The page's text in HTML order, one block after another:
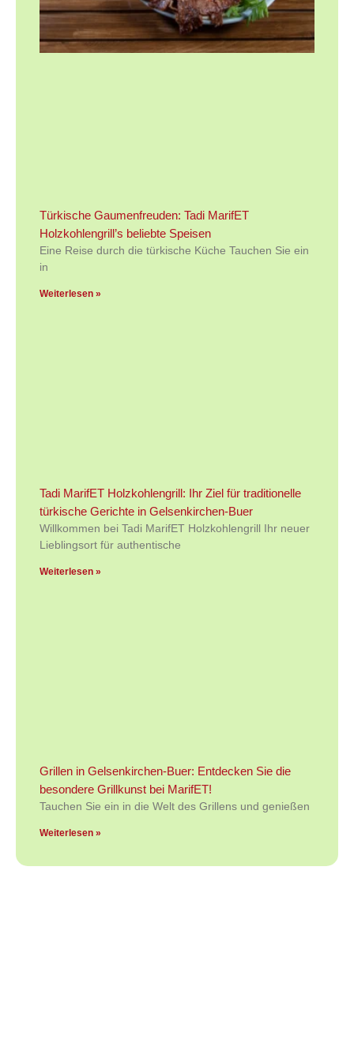
Türkische Gaumenfreuden: Tadi MarifET
Holzkohlengrill’s beliebte Speisen
Eine Reise durch die türkische Küche Tauchen Sie ein
in
Weiterlesen »
Tadi MarifET Holzkohlengrill: Ihr Ziel für traditionelle
türkische Gerichte in Gelsenkirchen-Buer
Willkommen bei Tadi MarifET Holzkohlengrill Ihr neuer
Lieblingsort für authentische
Weiterlesen »
Grillen in Gelsenkirchen-Buer: Entdecken Sie die
besondere Grillkunst bei MarifET!
Tauchen Sie ein in die Welt des Grillens und genießen
Weiterlesen »